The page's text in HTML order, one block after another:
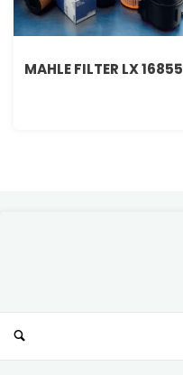
MAHLE FILTER LX 16855